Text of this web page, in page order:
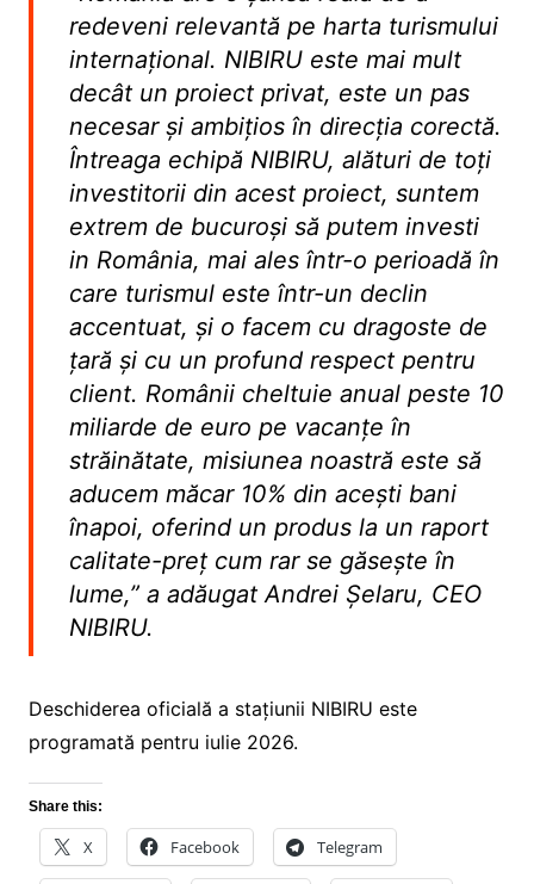
redeveni relevantă pe harta turismului
internațional. NIBIRU este mai mult
decât un proiect privat, este un pas
necesar și ambițios în direcția corectă.
Întreaga echipă NIBIRU, alături de toți
investitorii din acest proiect, suntem
extrem de bucuroși să putem investi
in România, mai ales într-o perioadă în
care turismul este într-un declin
accentuat, și o facem cu dragoste de
țară și cu un profund respect pentru
client. Românii cheltuie anual peste 10
miliarde de euro pe vacanțe în
străinătate, misiunea noastră este să
aducem măcar 10% din acești bani
înapoi, oferind un produs la un raport
calitate-preț cum rar se găsește în
lume,” a adăugat Andrei Șelaru, CEO
NIBIRU.
Deschiderea oficială a stațiunii NIBIRU este
programată pentru iulie 2026.
Share this:
X Facebook Telegram